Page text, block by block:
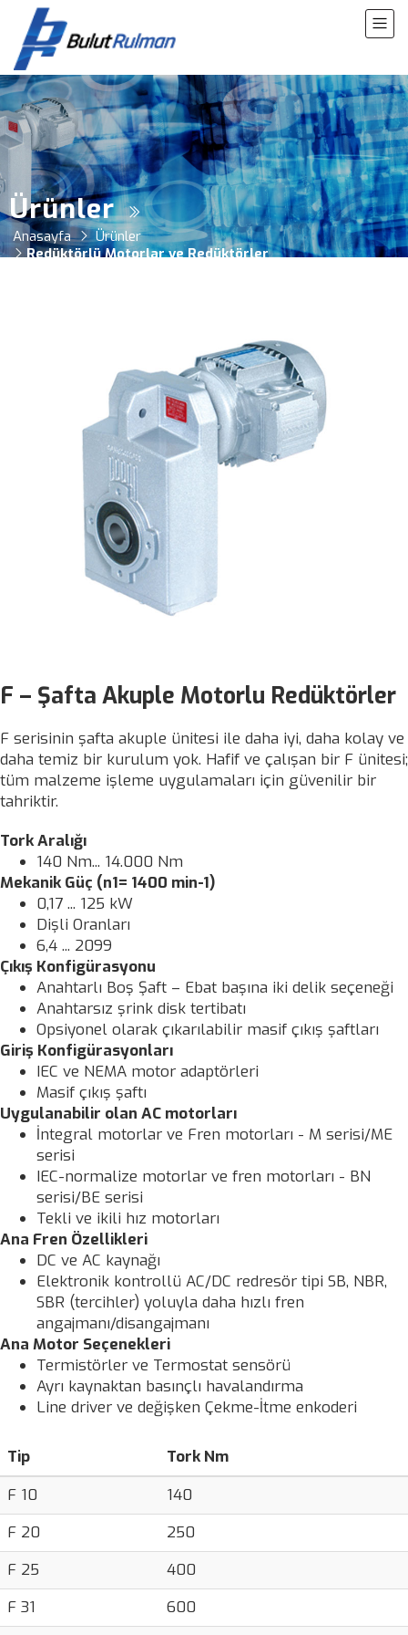
Ürünler
Anasayfa
Ürünler
Redüktörlü Motorlar ve Redüktörler
F – Şafta Akuple Motorlu Redüktörler
F serisinin şafta akuple ünitesi ile daha iyi, daha kolay ve
daha temiz bir kurulum yok. Hafif ve çalışan bir F ünitesi;
tüm malzeme işleme uygulamaları için güvenilir bir
tahriktir.
Tork Aralığı
140 Nm... 14.000 Nm
Mekanik Güç (n1= 1400 min-1)
0,17 ... 125 kW
Dişli Oranları
6,4 ... 2099
Çıkış Konfigürasyonu
Anahtarlı Boş Şaft – Ebat başına iki delik seçeneği
Anahtarsız şrink disk tertibatı
Opsiyonel olarak çıkarılabilir masif çıkış şaftları
Giriş Konfigürasyonları
IEC ve NEMA motor adaptörleri
Masif çıkış şaftı
Uygulanabilir olan AC motorları
İntegral motorlar ve Fren motorları - M serisi/ME
serisi
IEC-normalize motorlar ve fren motorları - BN
serisi/BE serisi
Tekli ve ikili hız motorları
Ana Fren Özellikleri
DC ve AC kaynağı
Elektronik kontrollü AC/DC redresör tipi SB, NBR,
SBR (tercihler) yoluyla daha hızlı fren
angajmanı/disangajmanı
Ana Motor Seçenekleri
Termistörler ve Termostat sensörü
Ayrı kaynaktan basınçlı havalandırma
Line driver ve değişken Çekme-İtme enkoderi
Tip
Tork Nm
F 10
140
F 20
250
F 25
400
F 31
600